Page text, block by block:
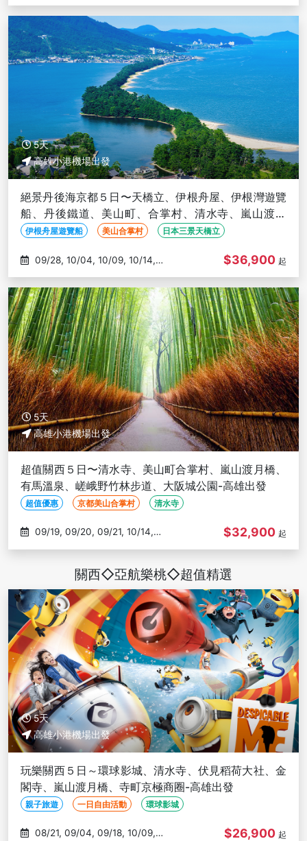
09/26
5天
高雄小港機場出發
絕景丹後海京都５日〜天橋立、伊根舟屋、伊根灣遊覽
船、丹後鐵道、美山町、合掌村、清水寺、嵐山渡月
橋、奈良東大寺-高雄出發
伊根舟屋遊覽船 美山合掌村 日本三景天橋立
10/18
$36,900 起
5天
高雄小港機場出發
超值關西５日〜清水寺、美山町合掌村、嵐山渡月橋、
有馬溫泉、嵯峨野竹林步道、大阪城公園-高雄出發
超值優惠 京都美山合掌村 清水寺
10/18
$32,900 起
關西◇亞航樂桃◇超值精選
5天
高雄小港機場出發
玩樂關西５日～環球影城、清水寺、伏見稻荷大社、金
閣寺、嵐山渡月橋、寺町京極商圈-高雄出發
親子旅遊 一日自由活動 環球影城
$26,900 起